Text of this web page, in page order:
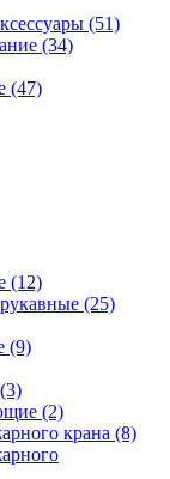
(51)
(34)
(47)
(12)
(25)
(9)
(3)
(2)
крана (8)